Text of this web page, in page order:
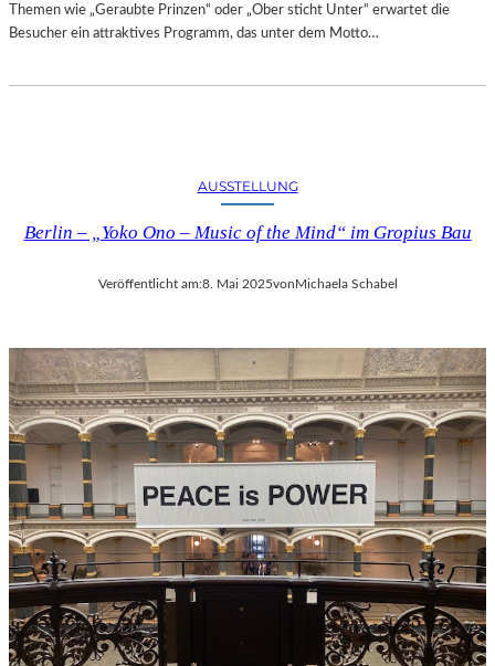
Themen wie „Geraubte Prinzen“ oder „Ober sticht Unter“ erwartet die
Besucher ein attraktives Programm, das unter dem Motto…
AUSSTELLUNG
Berlin – „Yoko Ono – Music of the Mind“ im Gropius Bau
Veröffentlicht am:8. Mai 2025vonMichaela Schabel